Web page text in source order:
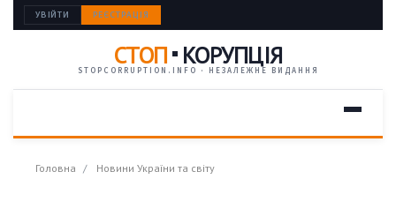
УВІЙТИ РЕЄСТРАЦІЯ
СТОП КОРУПЦІЯ
STOPCORRUPTION.INFO · НЕЗАЛЕЖНЕ ВИДАННЯ
Головна Новини України та світу